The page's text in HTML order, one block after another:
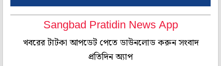
Sangbad Pratidin News App
খবরের টাটকা আপডেট পেতে ডাউনলোড করুন সংবাদ
প্রতিদিন অ্যাপ